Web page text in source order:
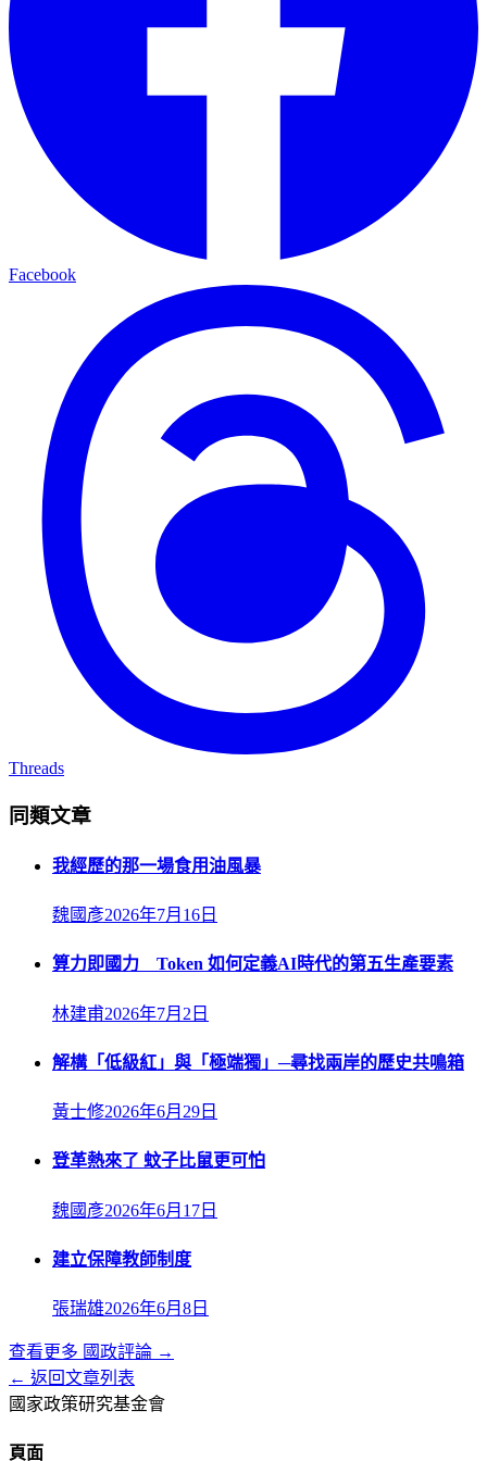
Facebook
Threads
同類文章
我經歷的那一場食用油風暴
魏國彥2026年7月16日
算力即國力 Token 如何定義AI時代的第五生產要素
林建甫2026年7月2日
解構「低級紅」與「極端獨」─尋找兩岸的歷史共鳴箱
黃士修2026年6月29日
登革熱來了 蚊子比鼠更可怕
魏國彥2026年6月17日
建立保障教師制度
張瑞雄2026年6月8日
查看更多 國政評論 →
← 返回文章列表
國家政策研究基金會
頁面